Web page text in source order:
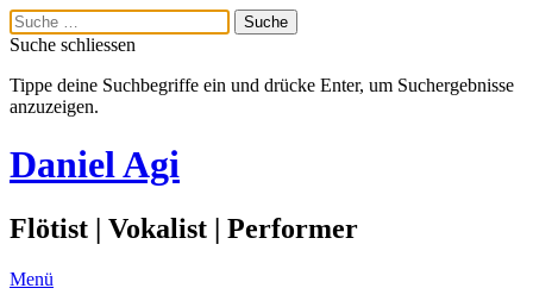
Suche schliessen
Tippe deine Suchbegriffe ein und drücke Enter, um Suchergebnisse
anzuzeigen.
Daniel Agi
Flötist | Vokalist | Performer
Menü